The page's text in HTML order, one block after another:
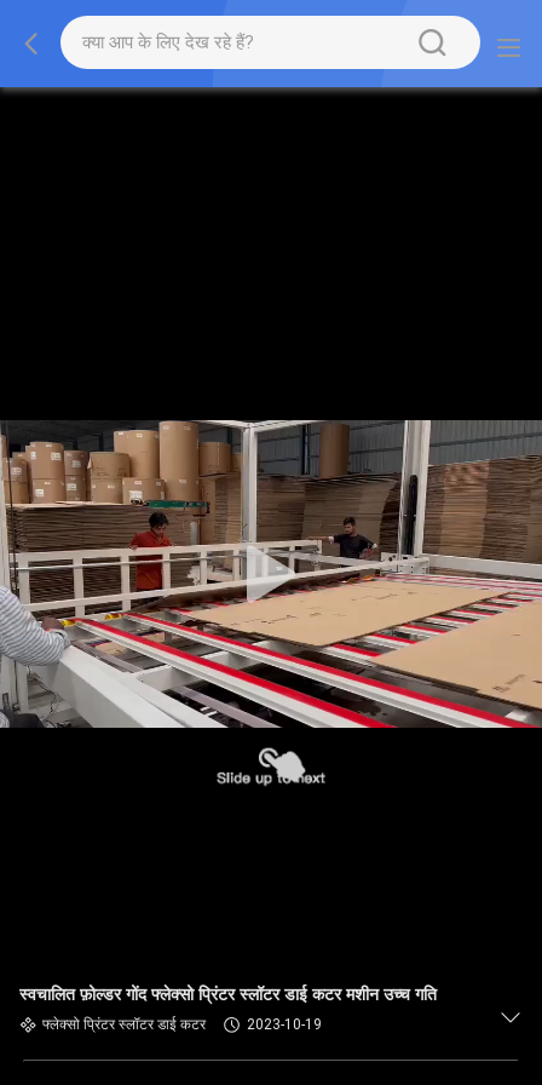
स्वचालित फ़ोल्डर गोंद फ्लेक्सो प्रिंटर स्लॉटर डाई कटर मशीन उच्च गति
फ्लेक्सो प्रिंटर स्लॉटर डाई कटर 2023-10-19